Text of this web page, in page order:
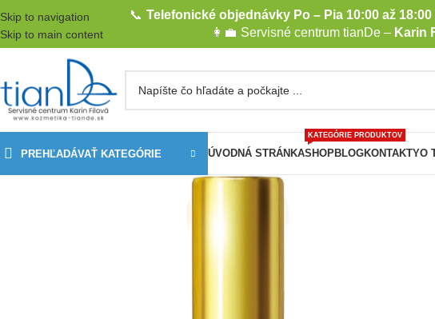
Skip to navigation
Skip to main content
📞 Telefonické objednávky Po – Pia 10:00 až 18:00
👩‍💼 Servisné centrum tianDe – Karin
PREHĽADÁVAŤ KATEGÓRIE ÚVODNÁ STRÁNKASHOP
KATEGÓRIE PRODUKTOV
BLOGKONTAKTYO